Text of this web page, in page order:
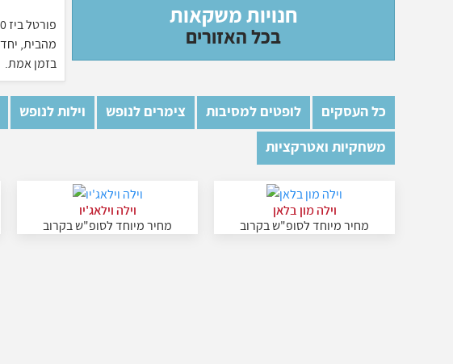
בזמן אמת.
חנויות משקאות
בכל האזורים
כל העסקים לופטים למסיבות צימרים לנופש וילות לנופש
משחקיות ואטרקציות
וילה וילאג'יו
מחיר מיוחד לסופ"ש בקרוב
וילה מון בלאן
מחיר מיוחד לסופ"ש בקרוב